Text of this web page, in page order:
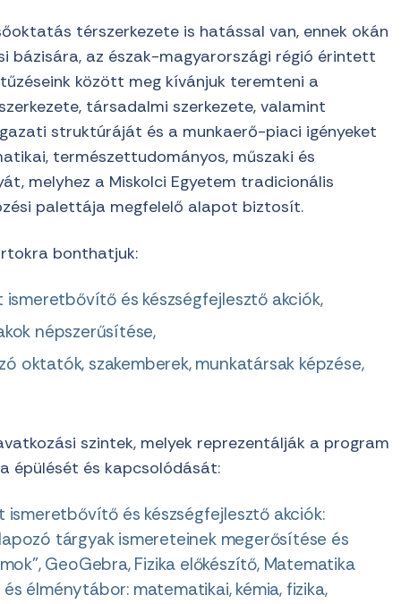
térszerkezete is hatással van, ennek okán
bázisára, az észak-magyarországi régió érintett
között meg kívánjuk teremteni a
társadalmi szerkezete, valamint
struktúráját és a munkaerő-piaci igényeket
természettudományos, műszaki és
melyhez a Miskolci Egyetem tradicionális
palettája megfelelő alapot biztosít.
bonthatjuk:
és készségfejlesztő akciók,
népszerűsítése,
szakemberek, munkatársak képzése,
szintek, melyek reprezentálják a program
épülését és kapcsolódását:
és készségfejlesztő akciók:
tárgyak ismereteinek megerősítése és
GeoGebra, Fizika előkészítő, Matematika
élménytábor: matematikai, kémia, fizika,